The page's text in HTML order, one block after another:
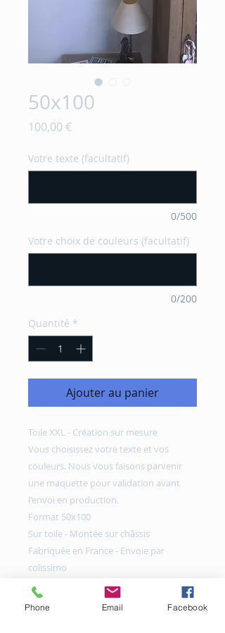
50x100
100,00 €Prix
Votre texte (facultatif)
0/500
Votre choix de couleurs (facultatif)
0/200
Quantité *
Ajouter au panier
Toile XXL - Création sur mesure
Vous choisissez votre texte et vos
couleurs. Nous vous faisons parvenir
une maquette pour validation avant
l'envoi en production.
Format 50x100
Sur toile - Montée sur châssis
Fabriquée en France - Envoie par
colissimo
Phone Email Facebook